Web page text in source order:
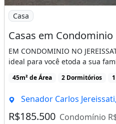
Imagem: Casas em
Casa
EM CONDOMINIO NO
ideal para você etoda a sua
45m² de Área 2 Dormitórios
Senador Carlos
R$185.500 Condomínio